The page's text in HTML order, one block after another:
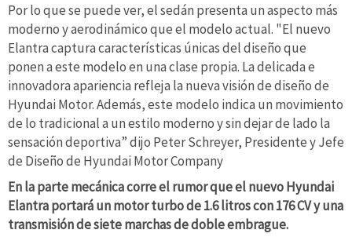
Por lo que se puede ver, el sedán presenta un aspecto más
moderno y aerodinámico que el modelo actual. "El nuevo
Elantra captura características únicas del diseño que
ponen a este modelo en una clase propia. La delicada e
innovadora apariencia refleja la nueva visión de diseño de
Hyundai Motor. Además, este modelo indica un movimiento
de lo tradicional a un estilo moderno y sin dejar de lado la
sensación deportiva” dijo Peter Schreyer, Presidente y Jefe
de Diseño de Hyundai Motor Company
En la parte mecánica corre el rumor que el nuevo Hyundai
Elantra portará un motor turbo de 1.6 litros con 176 CV y una
transmisión de siete marchas de doble embrague.